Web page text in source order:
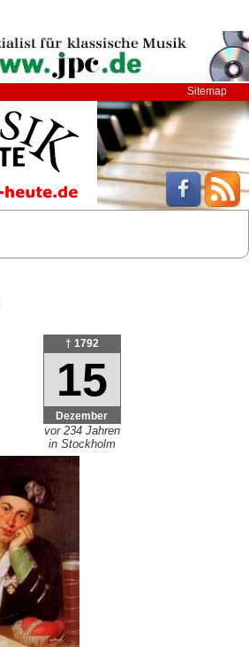
Sitemap
† 1792
15
Dezember
vor 234 Jahren
in Stockholm